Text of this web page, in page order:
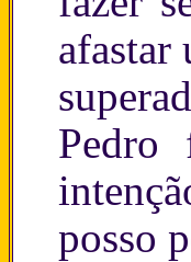
afastar
Pedro
posso